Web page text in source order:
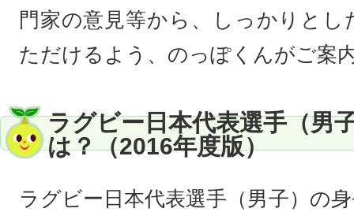
門家の意見等から、しっかりと
ただけるよう、のっぽくんがご案
ラグビー日本代表選手（男
は？（2016年度版）
ラグビー日本代表選手（男子）の